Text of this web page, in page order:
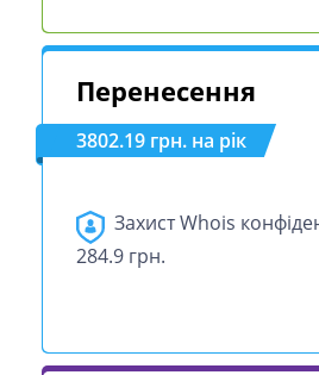
Перенесення
3802.19 грн. на рік
Захист Whois
284.9 грн.